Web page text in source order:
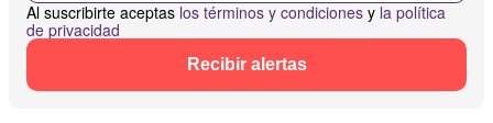
Al suscribirte aceptas los términos y condiciones y la política
de privacidad
Recibir alertas